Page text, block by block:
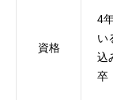
資格
4
い
込
卒